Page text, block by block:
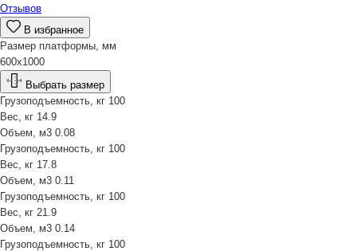
Отзывов
В избранное
Размер платформы, мм
600х1000
Выбрать размер
Грузоподъемность, кг 100
Вес, кг 14.9
Объем, м3 0.08
Грузоподъемность, кг 100
Вес, кг 17.8
Объем, м3 0.11
Грузоподъемность, кг 100
Вес, кг 21.9
Объем, м3 0.14
Грузоподъемность, кг 100